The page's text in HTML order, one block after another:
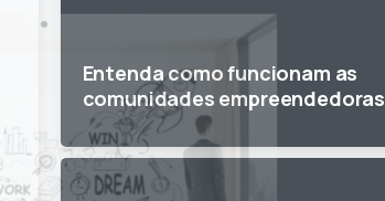
Entenda como funcionam as
comunidades empreendedoras